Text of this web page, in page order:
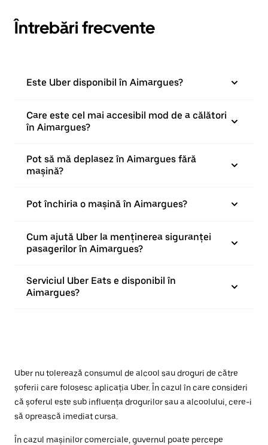
Întrebări frecvente
Este Uber disponibil în Aimargues?
Care este cel mai accesibil mod de a călători
în Aimargues?
Pot să mă deplasez în Aimargues fără
mașină?
Pot închiria o mașină în Aimargues?
Cum ajută Uber la menținerea siguranței
pasagerilor în Aimargues?
Serviciul Uber Eats e disponibil în
Aimargues?
Uber nu tolerează consumul de alcool sau droguri de către
șoferii care folosesc aplicația Uber. În cazul în care consideri
că șoferul este sub influența drogurilor sau a alcoolului, cere-i
să oprească imediat cursa.
În cazul mașinilor comerciale, guvernul poate percepe